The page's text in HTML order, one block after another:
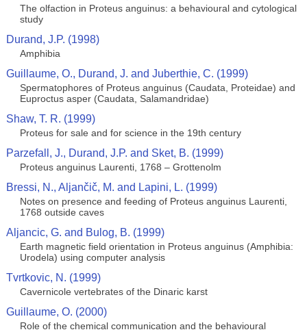
The olfaction in Proteus anguinus: a behavioural and cytological
study
Durand, J.P. (1998)
Amphibia
Guillaume, O., Durand, J. and Juberthie, C. (1999)
Spermatophores of Proteus anguinus (Caudata, Proteidae) and
Euproctus asper (Caudata, Salamandridae)
Shaw, T. R. (1999)
Proteus for sale and for science in the 19th century
Parzefall, J., Durand, J.P. and Sket, B. (1999)
Proteus anguinus Laurenti, 1768 – Grottenolm
Bressi, N., Aljančič, M. and Lapini, L. (1999)
Notes on presence and feeding of Proteus anguinus Laurenti,
1768 outside caves
Aljancic, G. and Bulog, B. (1999)
Earth magnetic field orientation in Proteus anguinus (Amphibia:
Urodela) using computer analysis
Tvrtkovic, N. (1999)
Cavernicole vertebrates of the Dinaric karst
Guillaume, O. (2000)
Role of the chemical communication and the behavioural